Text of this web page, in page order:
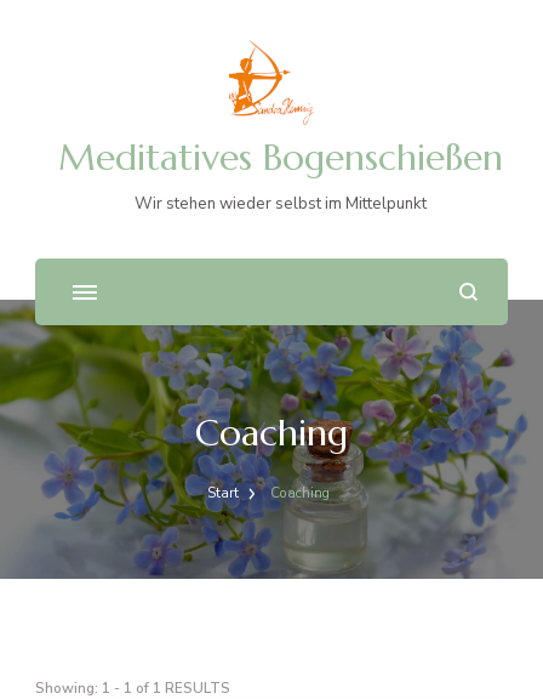
Meditatives Bogenschießen
Wir stehen wieder selbst im Mittelpunkt
Coaching
Start Coaching
Showing: 1 - 1 of 1 RESULTS